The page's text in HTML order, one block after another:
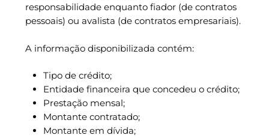
responsabilidade enquanto fiador (de contratos
pessoais) ou avalista (de contratos empresariais).
A informação disponibilizada contém:
Tipo de crédito;
Entidade financeira que concedeu o crédito;
Prestação mensal;
Montante contratado;
Montante em dívida;